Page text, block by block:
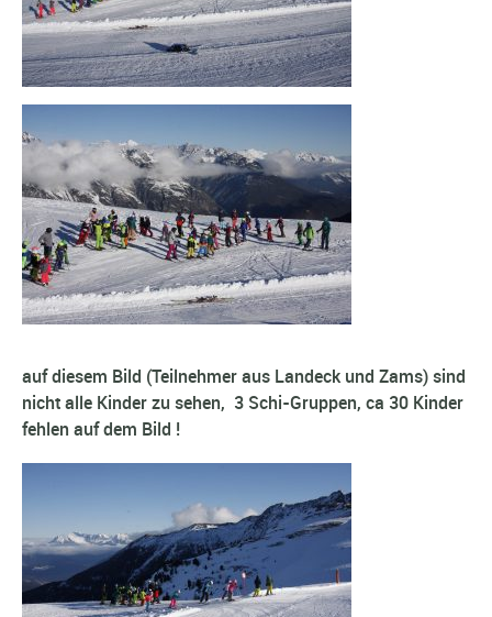
auf diesem Bild (Teilnehmer aus Landeck und Zams) sind
nicht alle Kinder zu sehen, 3 Schi-Gruppen, ca 30 Kinder
fehlen auf dem Bild !